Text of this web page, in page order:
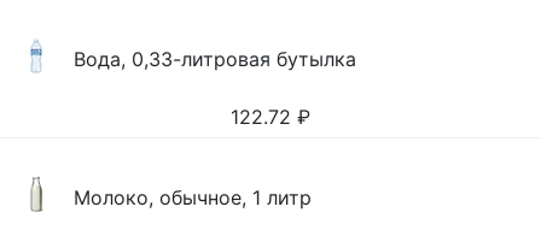
Вода, 0,33-литровая бутылка
122.72 ₽
Молоко, обычное, 1 литр